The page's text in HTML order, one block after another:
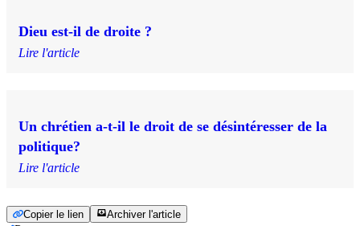
Dieu est-il de droite ?
Lire l'article
Un chrétien a-t-il le droit de se désintéresser de la
politique?
Lire l'article
Copier le lien Archiver l'article